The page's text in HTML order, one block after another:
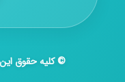
© کلیه حقوق این سایت